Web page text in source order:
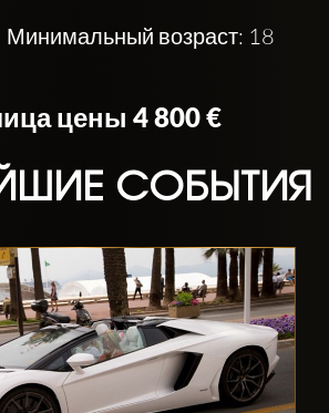
Минимальный возраст: 18
цены 4 800 €
СОБЫТИЯ